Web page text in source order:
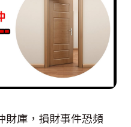
庫，損財事件恐頻